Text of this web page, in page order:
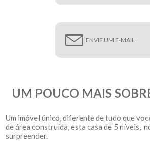
ENVIE UM E-MAIL
UM POUCO MAIS
Um imóvel único, diferente de tudo que
de área construída, esta casa de 5 níveis,
surpreender.